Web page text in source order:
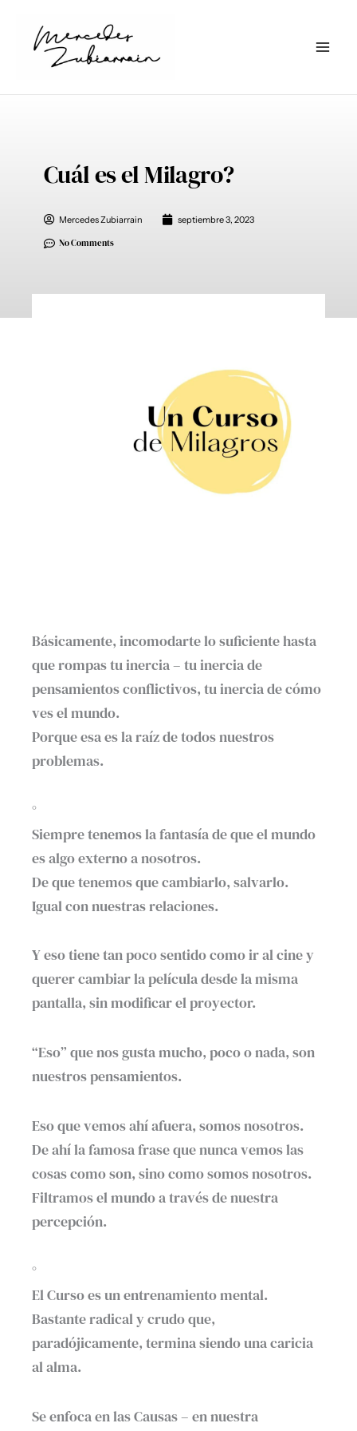
contenido
Cuál es el Milagro?
Mercedes Zubiarrain septiembre 3, 2023
No Comments
Básicamente, incomodarte lo suficiente hasta
que rompas tu inercia – tu inercia de
pensamientos conflictivos, tu inercia de cómo
ves el mundo.
Porque esa es la raíz de todos nuestros
problemas.
°
Siempre tenemos la fantasía de que el mundo
es algo externo a nosotros.
De que tenemos que cambiarlo, salvarlo.
Igual con nuestras relaciones.
Y eso tiene tan poco sentido como ir al cine y
querer cambiar la película desde la misma
pantalla, sin modificar el proyector.
“Eso” que nos gusta mucho, poco o nada, son
nuestros pensamientos.
Eso que vemos ahí afuera, somos nosotros.
De ahí la famosa frase que nunca vemos las
cosas como son, sino como somos nosotros.
Filtramos el mundo a través de nuestra
percepción.
°
El Curso es un entrenamiento mental.
Bastante radical y crudo que,
paradójicamente, termina siendo una caricia
al alma.
Se enfoca en las Causas – en nuestra